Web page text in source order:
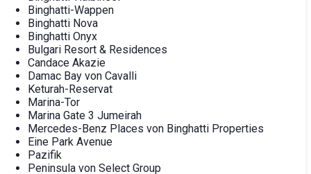
Binghatti-Wappen
Binghatti Nova
Binghatti Onyx
Bulgari Resort & Residences
Candace Akazie
Damac Bay von Cavalli
Keturah-Reservat
Marina-Tor
Marina Gate 3 Jumeirah
Mercedes-Benz Places von Binghatti Properties
Eine Park Avenue
Pazifik
Peninsula von Select Group